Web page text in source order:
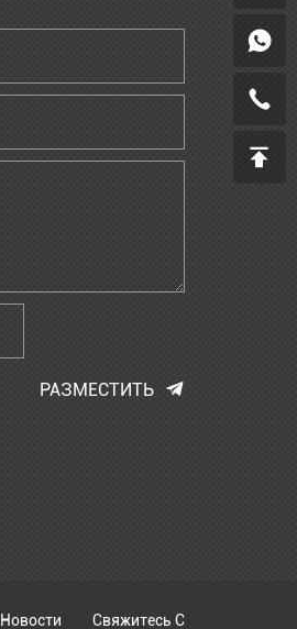
РАЗМЕСТИТЬ
Новости Свяжитесь С